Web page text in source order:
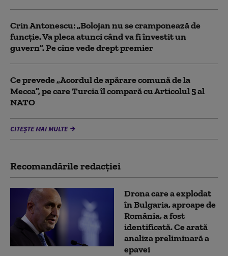
Crin Antonescu: „Bolojan nu se cramponează de
funcție. Va pleca atunci când va fi învestit un
guvern”. Pe cine vede drept premier
Ce prevede „Acordul de apărare comună de la
Mecca”, pe care Turcia îl compară cu Articolul 5 al
NATO
CITEȘTE MAI MULTE
Recomandările redacţiei
Drona care a explodat
în Bulgaria, aproape de
România, a fost
identificată. Ce arată
analiza preliminară a
epavei